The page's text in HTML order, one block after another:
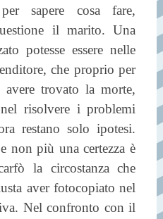
sapere cosa fare,
il marito. Una
potesse essere nelle
che proprio per
avere trovato la morte,
nel risolvere i problemi
restano solo ipotesi.
non più una certezza è
la circostanza che
aver fotocopiato nel
Nel confronto con il